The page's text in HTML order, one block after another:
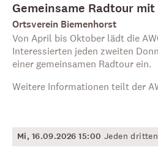
Gemeinsame Radtour mit
Ortsverein Biemenhorst
Von April bis Oktober lädt die
Interessierten jeden zweiten
einer gemeinsamen Radtour ein.
Weitere Informationen teilt der
Mi, 16.09.2026 15:00 Jeden